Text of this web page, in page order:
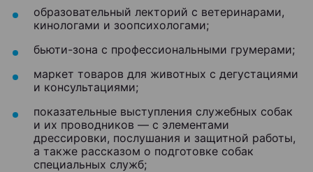
образовательный лекторий с ветеринарами,
кинологами и зоопсихологами;
бьюти-зона с профессиональными грумерами;
маркет товаров для животных с дегустациями
и консультациями;
показательные выступления служебных собак
и их проводников — с элементами
дрессировки, послушания и защитной работы,
а также рассказом о подготовке собак
специальных служб;